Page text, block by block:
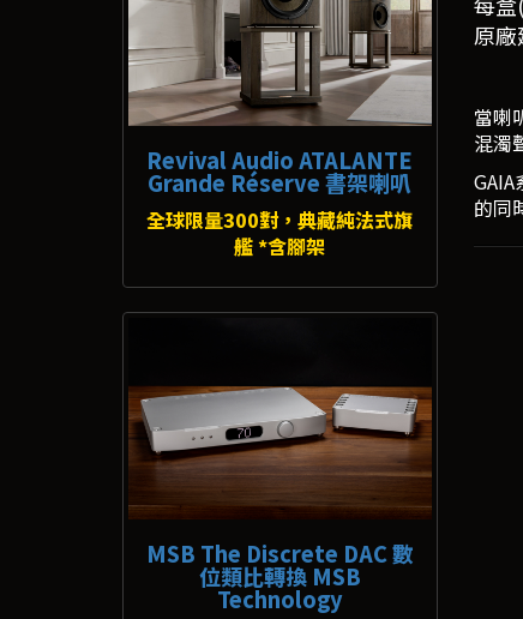
Revival Audio ATALANTE
Grande Réserve 書架喇叭
全球限量300對，典藏純法式旗
艦 *含腳架
MSB The Discrete DAC 數
位類比轉換 MSB
Technology
原
當喇
混濁
的同